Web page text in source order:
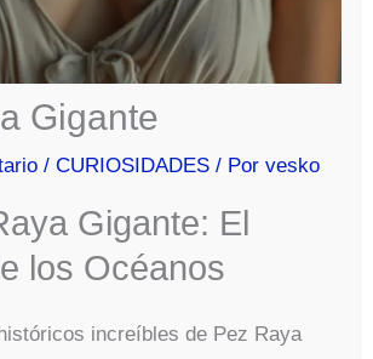
Gigante
/CURIOSIDADES / Porvesko
Gigante: El
los Océanos